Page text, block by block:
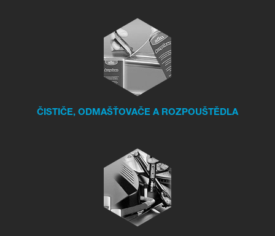
ČISTIČE, ODMAŠŤOVAČE A ROZPOUŠTĚDLA